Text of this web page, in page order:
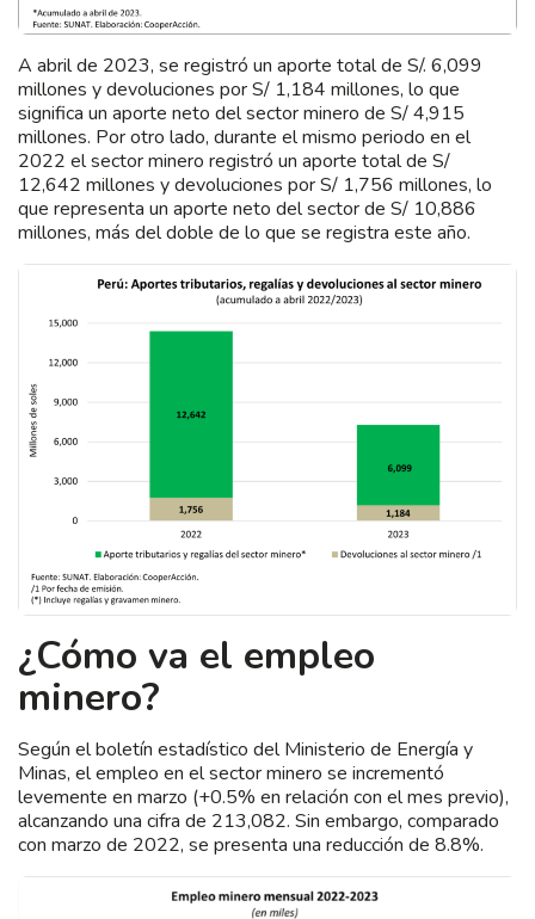
A abril de 2023, se registró un aporte total de S/. 6,099
millones y devoluciones por S/ 1,184 millones, lo que
significa un aporte neto del sector minero de S/ 4,915
millones. Por otro lado, durante el mismo periodo en el
2022 el sector minero registró un aporte total de S/
12,642 millones y devoluciones por S/ 1,756 millones, lo
que representa un aporte neto del sector de S/ 10,886
millones, más del doble de lo que se registra este año.
¿Cómo va el empleo
minero?
Según el boletín estadístico del Ministerio de Energía y
Minas, el empleo en el sector minero se incrementó
levemente en marzo (+0.5% en relación con el mes previo),
alcanzando una cifra de 213,082. Sin embargo, comparado
con marzo de 2022, se presenta una reducción de 8.8%.